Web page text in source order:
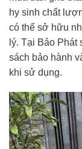
hy sinh chất
có thể sở hữu
lý. Tại Bảo Phát
sách bảo hành
khi sử dụng.